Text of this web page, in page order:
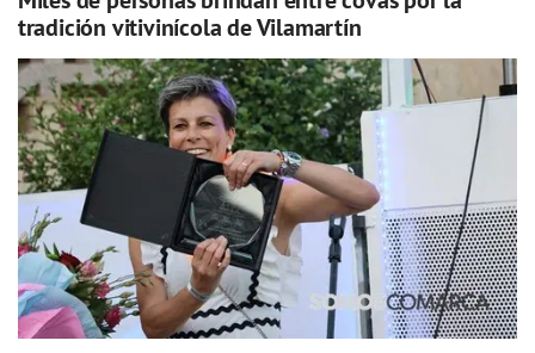
tradición vitivinícola de Vilamartín